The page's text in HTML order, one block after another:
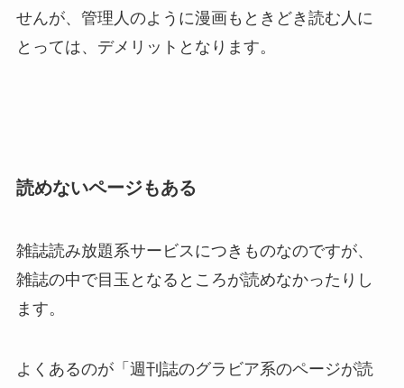
せんが、管理人のように漫画もときどき読む人に
とっては、デメリットとなります。
読めないページもある
雑誌読み放題系サービスにつきものなのですが、
雑誌の中で目玉となるところが読めなかったりし
ます。
よくあるのが「週刊誌のグラビア系のページが読